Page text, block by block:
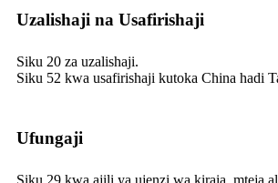
Uzalishaji na Usafirishaji
Siku 20 za uzalishaji.
Siku 52 kwa usafirishaji kutoka China hadi
Ufungaji
Siku 29 kwa ajili ya ujenzi wa kiraia, mteja